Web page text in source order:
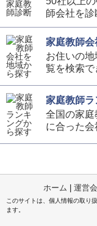
師会社を診
家庭教師
お住いの
覧を検索で
家庭教師
全国の家庭
に合った会
ホーム 運営
このサイトは、個人情報の取り
ます。